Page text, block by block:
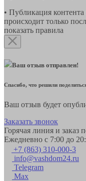
• Публикация
происходит только
показать правила
Ваш отзыв отправлен!
Спасибо, что решили
Ваш отзыв будет
Заказать звонок
Горячая линия и заказ
Ежедневно с 7:00 до
+7 (863) 310-000-3
info@vashdom24.ru
Telegram
Max